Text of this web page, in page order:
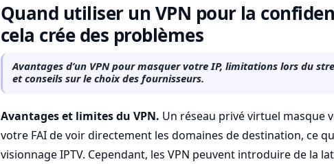
Quand utiliser un VPN pour la
cela crée des problèmes
Avantages d’un VPN pour masquer votre IP, limitations lors du
et conseils sur le choix des fournisseurs.
Avantages et limites du VPN. Un réseau privé virtuel masque
votre FAI de voir directement les domaines de destination, ce
visionnage IPTV. Cependant, les VPN peuvent introduire de la